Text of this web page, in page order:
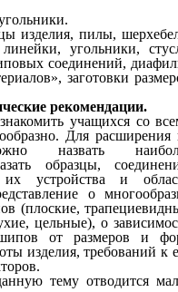
изделия, пилы,
угольники,
соединений,
заготовки
рекомендации.
учащихся со
Для расширения
назвать
образцы,
их устройства и
о
(плоские,
цельные), о
от размеров и
изделия, требований к
тему отводится